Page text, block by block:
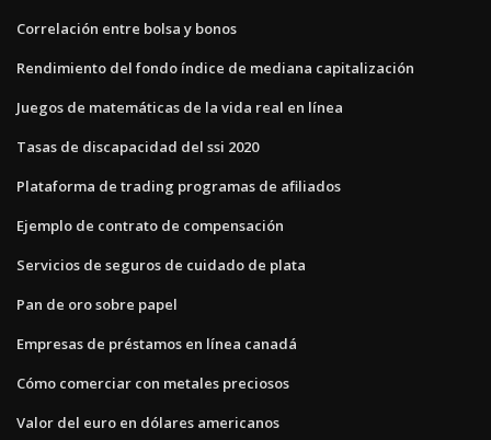
Correlación entre bolsa y bonos
Rendimiento del fondo índice de mediana capitalización
Juegos de matemáticas de la vida real en línea
Tasas de discapacidad del ssi 2020
Plataforma de trading programas de afiliados
Ejemplo de contrato de compensación
Servicios de seguros de cuidado de plata
Pan de oro sobre papel
Empresas de préstamos en línea canadá
Cómo comerciar con metales preciosos
Valor del euro en dólares americanos